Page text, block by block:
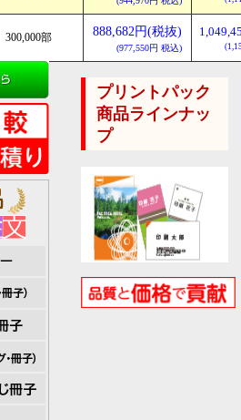
300,000部 888,682円(税抜)
(977,550円 税込)
プリントパック
商品ラインナッ
プ